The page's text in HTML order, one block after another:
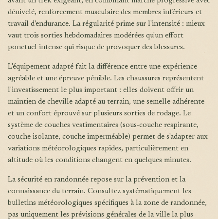
dénivelé, renforcement musculaire des membres inférieurs et
travail d'endurance. La régularité prime sur l'intensité : mieux
vaut trois sorties hebdomadaires modérées qu'un effort
ponctuel intense qui risque de provoquer des blessures.
L'équipement adapté fait la différence entre une expérience
agréable et une épreuve pénible. Les chaussures représentent
l'investissement le plus important : elles doivent offrir un
maintien de cheville adapté au terrain, une semelle adhérente
et un confort éprouvé sur plusieurs sorties de rodage. Le
système de couches vestimentaires (sous-couche respirante,
couche isolante, couche imperméable) permet de s'adapter aux
variations météorologiques rapides, particulièrement en
altitude où les conditions changent en quelques minutes.
La sécurité en randonnée repose sur la prévention et la
connaissance du terrain. Consultez systématiquement les
bulletins météorologiques spécifiques à la zone de randonnée,
pas uniquement les prévisions générales de la ville la plus